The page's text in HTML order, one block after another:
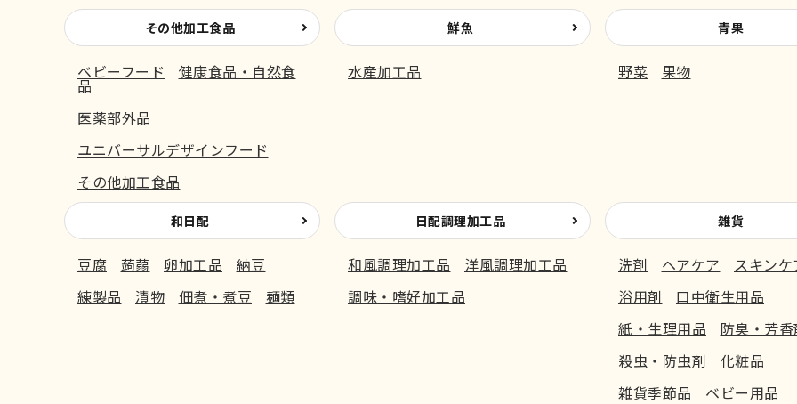
その他加工食品
ベビーフード 健康食品・自然食
品
医薬部外品
ユニバーサルデザインフード
その他加工食品
鮮魚
水産加工品
青果
野菜 果物
和日配
豆腐 蒟蒻 卵加工品
納豆
練製品
漬物 佃煮・煮豆 麺類
日配調理加工品
和風調理加工品
洋風調理加工品
調味・嗜好加工品
雑貨
洗剤 ヘアケア
スキンケ
浴用剤
口中衛生用品
紙・生理用品
防臭・芳香
殺虫・防虫剤
化粧品
雑貨季節品
ベビー用品